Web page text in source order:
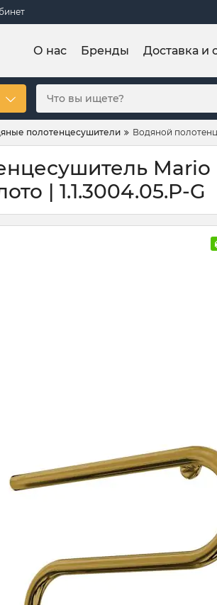
О нас Бренды Доставка и
полотенцесушители Водяной
| 1.1.3004.05.P-G